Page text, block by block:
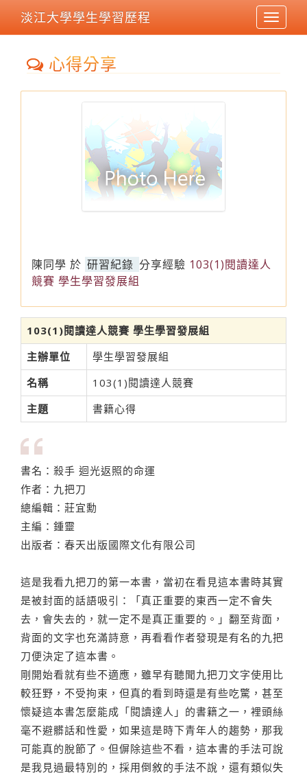
Toggle
淡江大學學生學習歷程
心得分享
陳同學 於 研習紀錄 分享經驗 103(1)閱讀達人
競賽 學生學習發展組
103(1)閱讀達人競賽 學生學習發展組
主辦單位
學生學習發展組
名稱
103(1)閱讀達人競賽
主題
書籍心得
書名：殺手 迴光返照的命運
作者：九把刀
總編輯：莊宜勳
主編：鍾靈
出版者：春天出版國際文化有限公司
這是我看九把刀的第一本書，當初在看見這本書時其實
是被封面的話語吸引：「真正重要的東西一定不會失
去，會失去的，就一定不是真正重要的。」翻至背面，
背面的文字也充滿詩意，再看看作者發現是有名的九把
刀便決定了這本書。
剛開始看就有些不適應，雖早有聽聞九把刀文字使用比
較狂野，不受拘束，但真的看到時還是有些吃驚，甚至
懷疑這本書怎麼能成「閱讀達人」的書籍之一，裡頭絲
毫不避髒話和性愛，如果這是時下青年人的趨勢，那我
可能真的脫節了。但偋除這些不看，這本書的手法可說
是我見過最特別的，採用倒敘的手法不說，還有類似失